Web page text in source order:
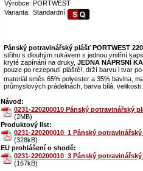
Výrobce: PORTWEST
Varianta: Standardní
Pánský potravinářský plášť PORTWEST
střihu s dlouhým rukávem s jednou vnitřní
kryté zapínání na druky, JEDNA NÁPRSNÍ
pouze po rezepnutí pláště!, drží barvu i tvar
materiál směs 65% polyester a 35% bavlna,
průmyslových prádelnách, barva bílá, velikosti
Návod:
0231-220200010 Pánský potravinářský
(2MB)
Produktový list:
0231-220200010_1 Pánský
(328kB)
EU prohlášení o shodě:
0231-220200010_3 Pánský
(167kB)